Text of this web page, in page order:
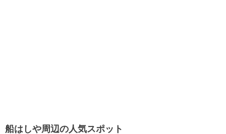
船はしや周辺の人気スポット